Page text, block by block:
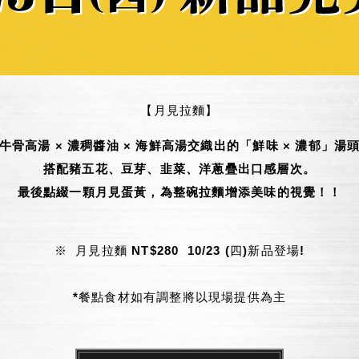
【月見拉麵】
骨高湯 × 濃稠醬油 × 海鮮高湯交織出的「鮮味 × 濃郁」湯
搭配豬五花、豆芽、韭菜、洋蔥疊出口感層次。
最後點綴一顆月見蛋黃，為整碗拉麵增添美味的視覺！！
※ 月見拉麵 NT$280 10/23 (四)新品登場!
*餐點食材如有調整將以現場提供為主